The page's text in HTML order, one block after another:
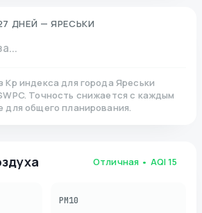
ДНЕЙ — ЯРЕСЬКИ
Kp индекса для города Яреськи
Точность снижается с каждым
для общего планирования.
Отличная • AQI15
PM10